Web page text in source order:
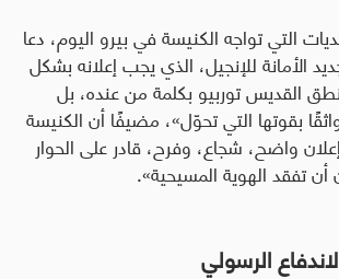
التي تواجه الكنيسة في بيرو اليوم، دعا
الأمانة للإنجيل، الذي يجب إعلانه بشكل
القديس توربيو بكلمة من عنده، بل
واثقًا بقوتها التي تحوّل»، مضيفًا أن الكنيسة
واضح، شجاع، وفرح، قادر على الحوار
تفقد الهوية المسيحية».
الرسولي